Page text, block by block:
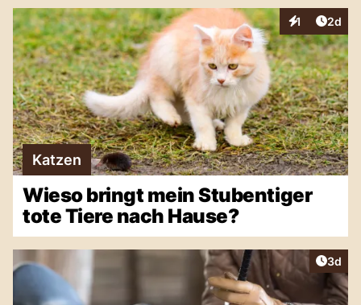
1
Interaktionen
2d
Katzen
Wieso bringt mein Stubentiger
tote Tiere nach Hause?
3d